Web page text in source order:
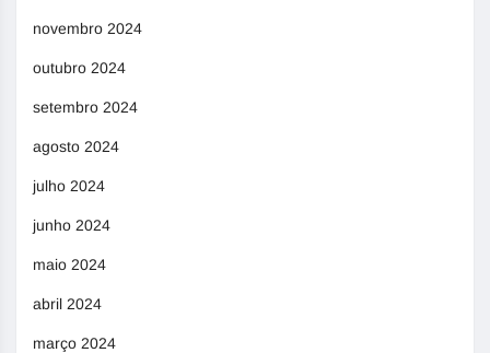
novembro 2024
outubro 2024
setembro 2024
agosto 2024
julho 2024
junho 2024
maio 2024
abril 2024
março 2024